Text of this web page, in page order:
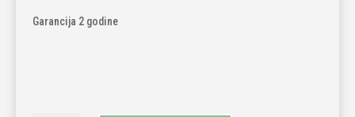
Garancija 2 godine